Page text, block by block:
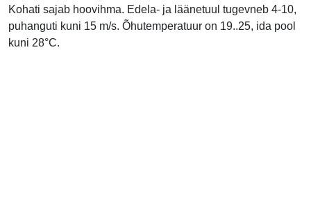
Kohati sajab hoovihma. Edela- ja läänetuul tugevneb 4-10,
puhanguti kuni 15 m/s. Õhutemperatuur on 19..25, ida pool
kuni 28°C.